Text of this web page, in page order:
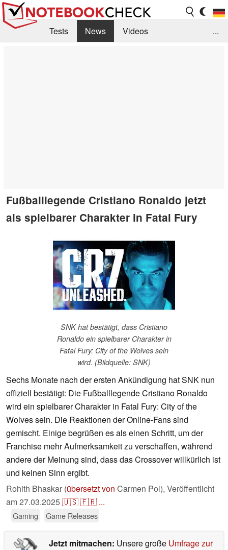
Tests News
Videos
...
Fußballlegende Cristiano Ronaldo jetzt
als spielbarer Charakter in Fatal Fury
SNK hat bestätigt, dass Cristiano
Ronaldo ein spielbarer Charakter in
Fatal Fury: City of the Wolves sein
wird. (Bildquelle: SNK)
Sechs Monate nach der ersten Ankündigung hat SNK nun
offiziell bestätigt: Die Fußballlegende Cristiano Ronaldo
wird ein spielbarer Charakter in Fatal Fury: City of the
Wolves sein. Die Reaktionen der Online-Fans sind
gemischt. Einige begrüßen es als einen Schritt, um der
Franchise mehr Aufmerksamkeit zu verschaffen, während
andere der Meinung sind, dass das Crossover willkürlich ist
und keinen Sinn ergibt.
Rohith Bhaskar (übersetzt von Carmen Pol), Veröffentlicht
am27.03.2025🇺🇸🇫🇷 ...
Gaming Game Releases
Jetzt mitmachen: Unsere große Umfrage zur